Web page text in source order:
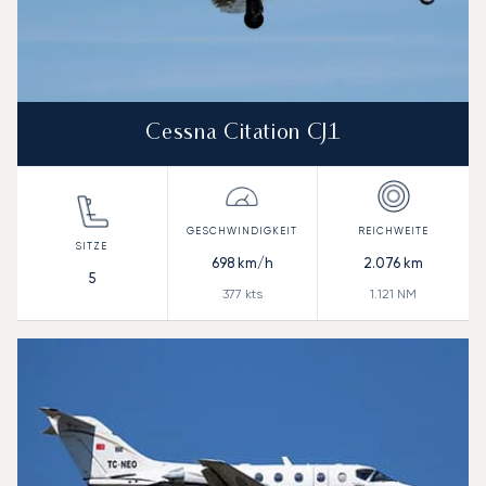
Cessna Citation CJ1
5
698km/h
377 kts
2.076 km
1.121 NM